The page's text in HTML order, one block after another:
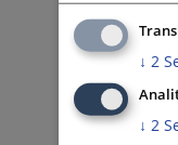
↓ 2
↓ 2